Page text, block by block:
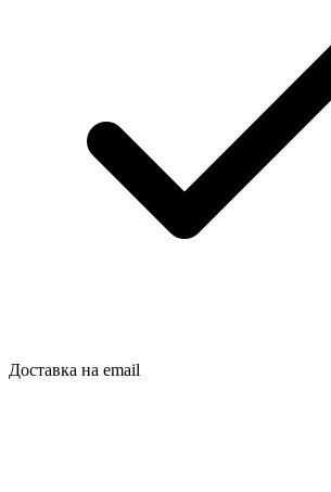
Доставка на email